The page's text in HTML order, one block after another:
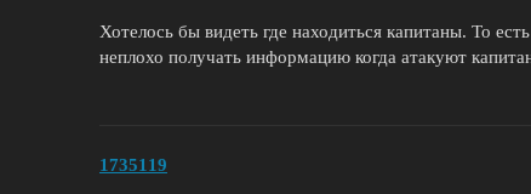
Хотелось бы видеть где находиться капитаны. То
неплохо получать информацию когда атакуют
1735119